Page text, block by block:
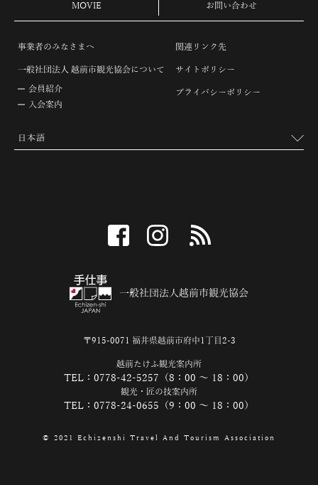
MOVIE お問い合わせ
事業者のみなさまへ
一般社団法人 越前市観光協会について
会員紹介
入会案内
関連リンク先
サイトポリシー
プライバシーポリシー
facebook instagram
一般社団法人越前市観光協会
〒915-0071 福井県越前市府中1丁目2-3
越前たけふ観光案内所
TEL：0778-42-5257（8：00 ～ 18：00）
観光・匠の技案内所
TEL：0778-24-0655（9：00 ～ 18：00）
© 2021 Echizenshi Travel And Tourism Association